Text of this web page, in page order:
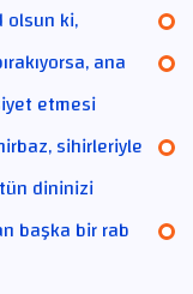
olsun ki,
ana
etmesi
sihirleriyle
dininizi
başka bir rab